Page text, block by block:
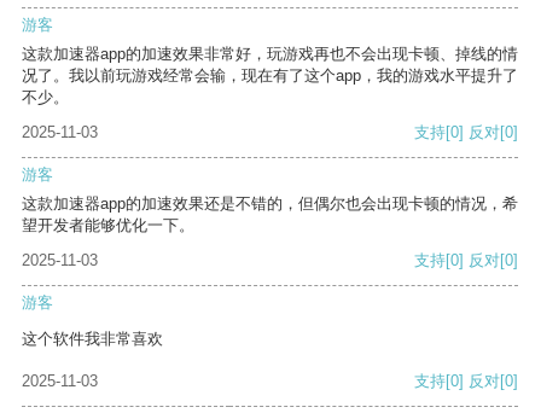
游客
这款加速器app的加速效果非常好，玩游戏再也不会出现卡顿、掉线的情
况了。我以前玩游戏经常会输，现在有了这个app，我的游戏水平提升了
不少。
2025-11-03
支持[0] 反对[0]
游客
这款加速器app的加速效果还是不错的，但偶尔也会出现卡顿的情况，希
望开发者能够优化一下。
2025-11-03
支持[0] 反对[0]
游客
这个软件我非常喜欢
2025-11-03 支持[0] 反对[0]